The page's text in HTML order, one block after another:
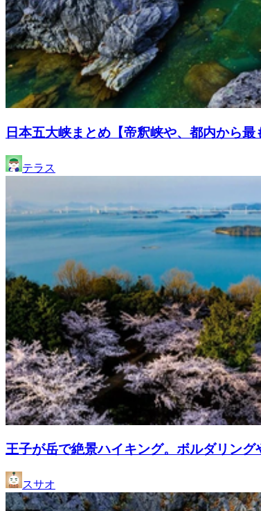
日本五大峡まとめ【帝釈峡や、都内から最
テラス
王子が岳で絶景ハイキング。ボルダリン
スサオ